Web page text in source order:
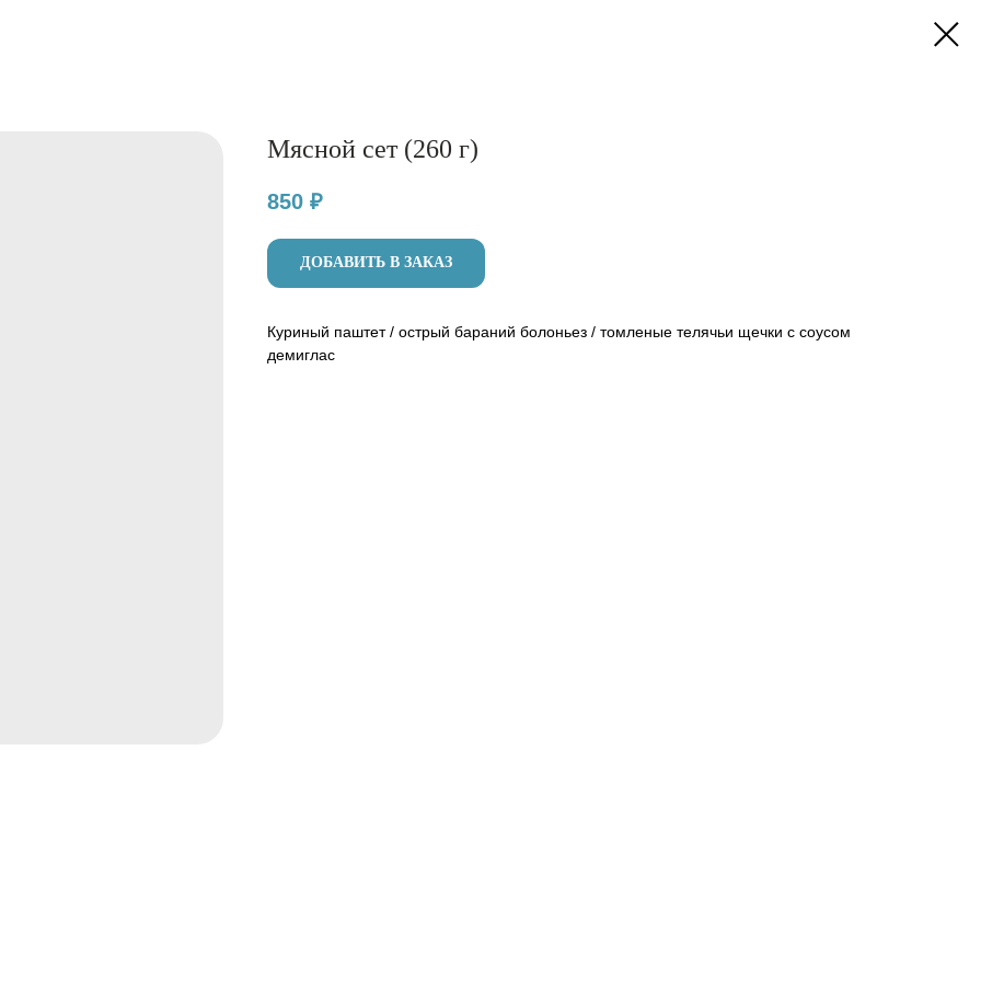
Мясной сет (260 г)
850 ₽
ДОБАВИТЬ В ЗАКАЗ
Куриный паштет / острый бараний болоньез / томленые телячьи щечки с соусом
демиглас